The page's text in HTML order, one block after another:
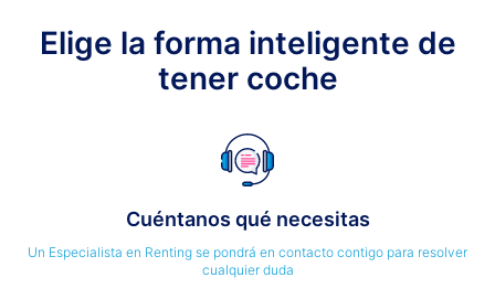
Elige la forma inteligente de
tener coche
Cuéntanos qué necesitas
Un Especialista en Renting se pondrá en contacto contigo para resolver
cualquier duda